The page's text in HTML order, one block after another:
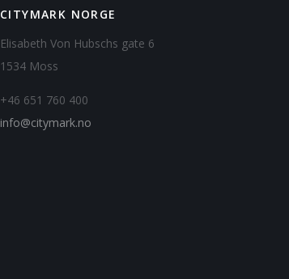
CITYMARK NORGE
Elisabeth Von Hubschs gate 6
1534 Moss
+46 651 760 400
info@citymark.no